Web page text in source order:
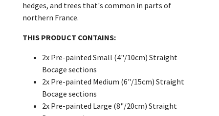
hedges, and trees that's common in parts of
northern France.
THIS PRODUCT CONTAINS:
2x Pre-painted Small (4"/10cm) Straight
Bocage sections
2x Pre-painted Medium (6"/15cm) Straight
Bocage sections
2x Pre-painted Large (8"/20cm) Straight